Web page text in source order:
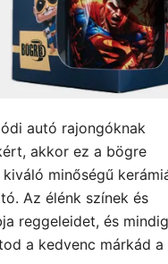
autó rajongóknak
akkor ez a bögre
minőségű
Az élénk színek és
reggeleidet, és mindig
a kedvenc márkád a